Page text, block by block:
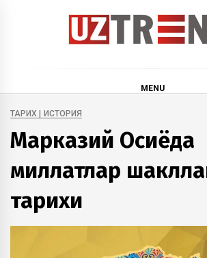
MENU
ТАРИХ | ИСТОРИЯ
Марказий Осиёда
миллатлар
тарихи